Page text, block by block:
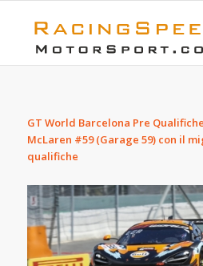
GT World Barcelona Pre
McLaren #59 (Garage 59) con il